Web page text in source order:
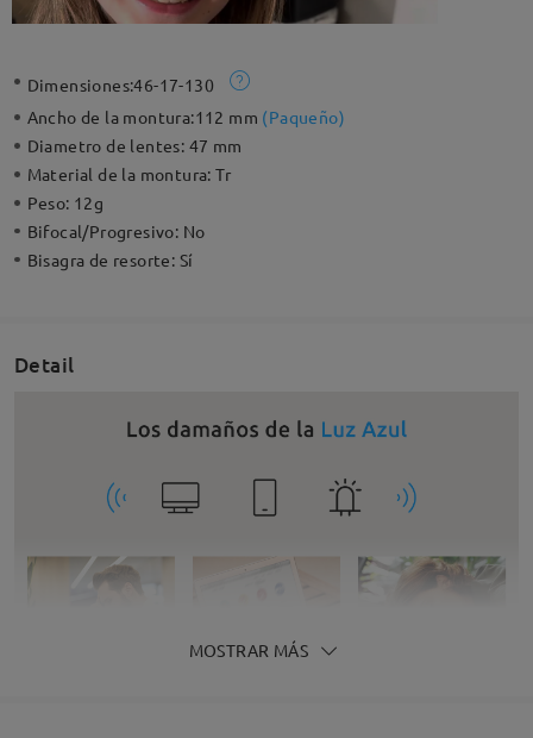
Dimensiones:46-17-130
Ancho de la montura:112 mm (Paqueño)
Diametro de lentes: 47 mm
Material de la montura:Tr
Peso: 12g
Bifocal/Progresivo: No
Bisagra de resorte: Sí
Detail
MOSTRAR MÁS